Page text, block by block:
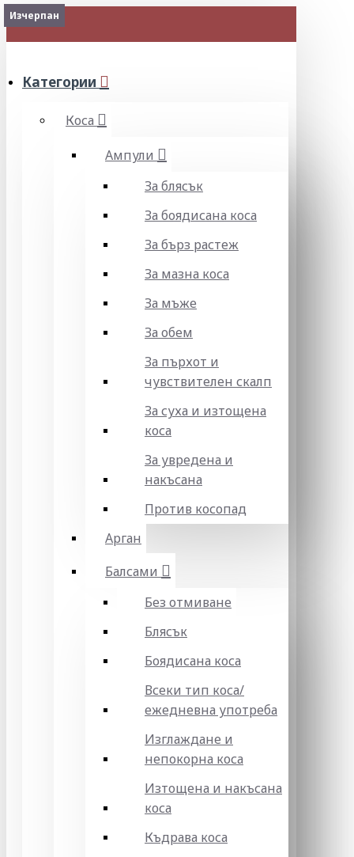
МЕНЮ
Категории
Коса
Ампули
За блясък
За боядисана коса
За бърз растеж
За мазна коса
За мъже
За обем
За пърхот и
чувствителен скалп
За суха и изтощена
коса
За увредена и
накъсана
Против косопад
Арган
Балсами
Без отмиване
Блясък
Боядисана коса
Всеки тип коса/
ежедневна употреба
Изглаждане и
непокорна коса
Изтощена и накъсана
коса
Къдрава коса
Изчерпан